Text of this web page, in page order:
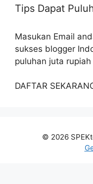
Tips Dapat
Masukan Email
sukses blogger
puluhan juta
DAFTAR
© 2026